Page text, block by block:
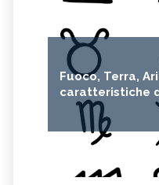
Fuoco, Terra,
caratteristiche